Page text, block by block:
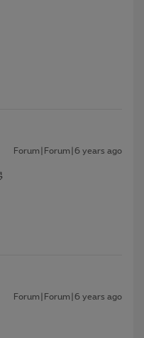
Forum|Forum|6 years ago
Forum|Forum|6 years ago